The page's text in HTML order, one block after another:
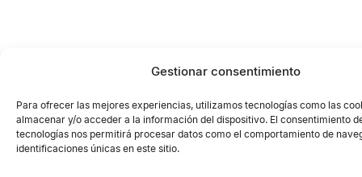
Gestionar consentimiento
Para ofrecer las mejores experiencias, utilizamos tecnologías como las
almacenar y/o acceder a la información del dispositivo. El consentimiento
tecnologías nos permitirá procesar datos como el comportamiento de
identificaciones únicas en este sitio.